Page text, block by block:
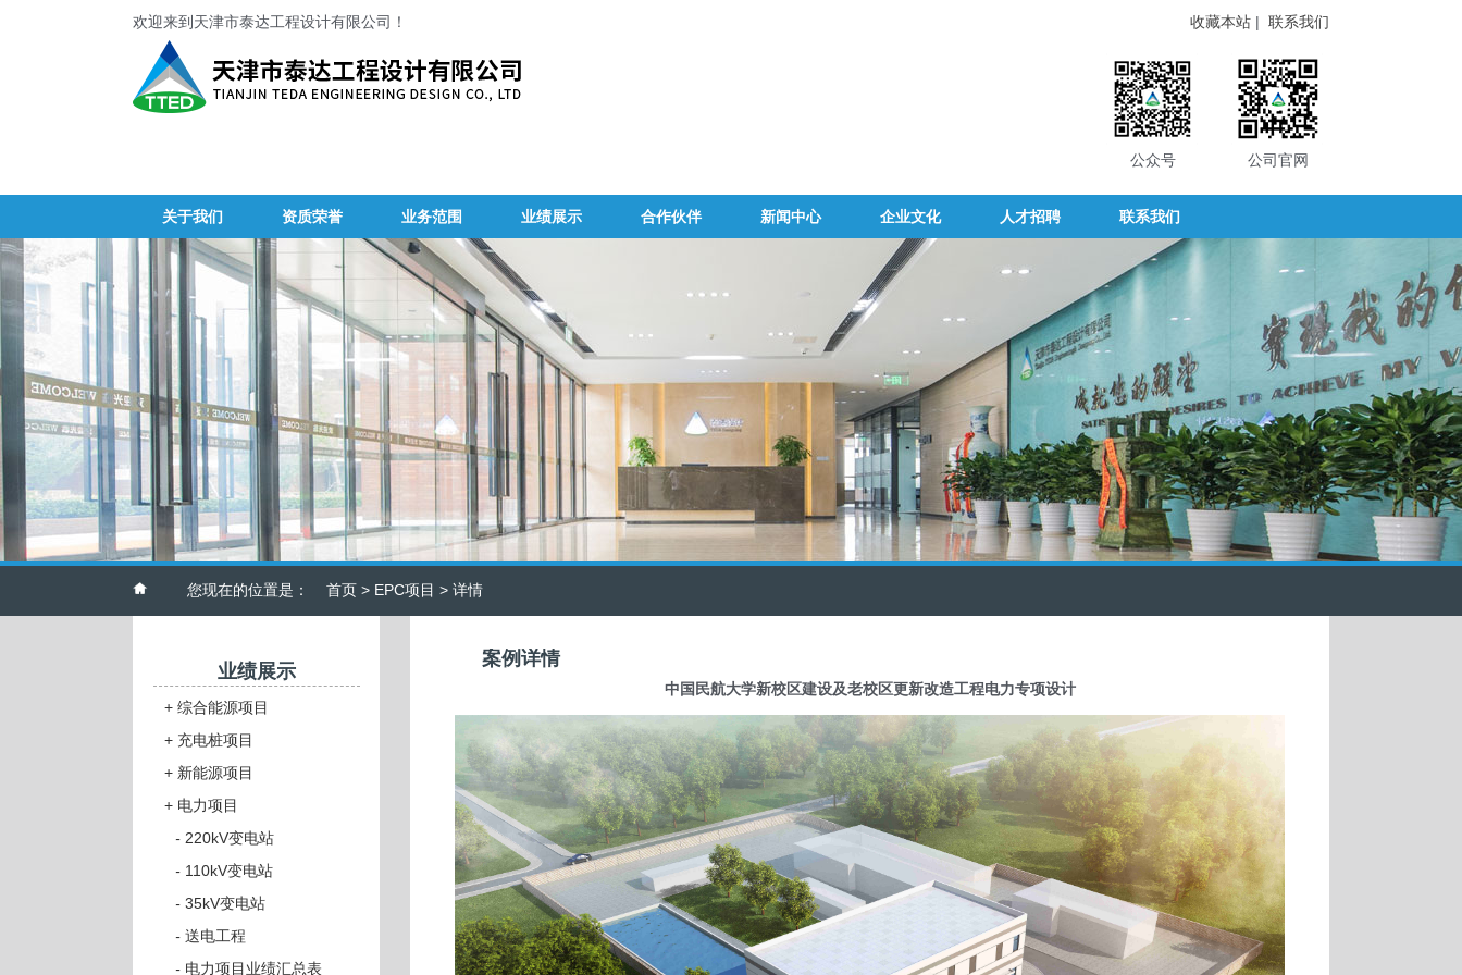
欢迎来到天津市泰达工程设计有限公司！ 收藏本站 | 联系我们
公众号 公司官网
关于我们 资质荣誉 业务范围 业绩展示 合作伙伴 新闻中心 企业文化 人才招聘 联系我们
您现在的位置是： 首页 > EPC项目 > 详情
业绩展示
+综合能源项目
+充电桩项目
+新能源项目
+电力项目
-220kV变电站
-110kV变电站
-35kV变电站
-送电工程
-电力项目业绩汇总表
案例详情
中国民航大学新校区建设及老校区更新改造工程电力专项设计